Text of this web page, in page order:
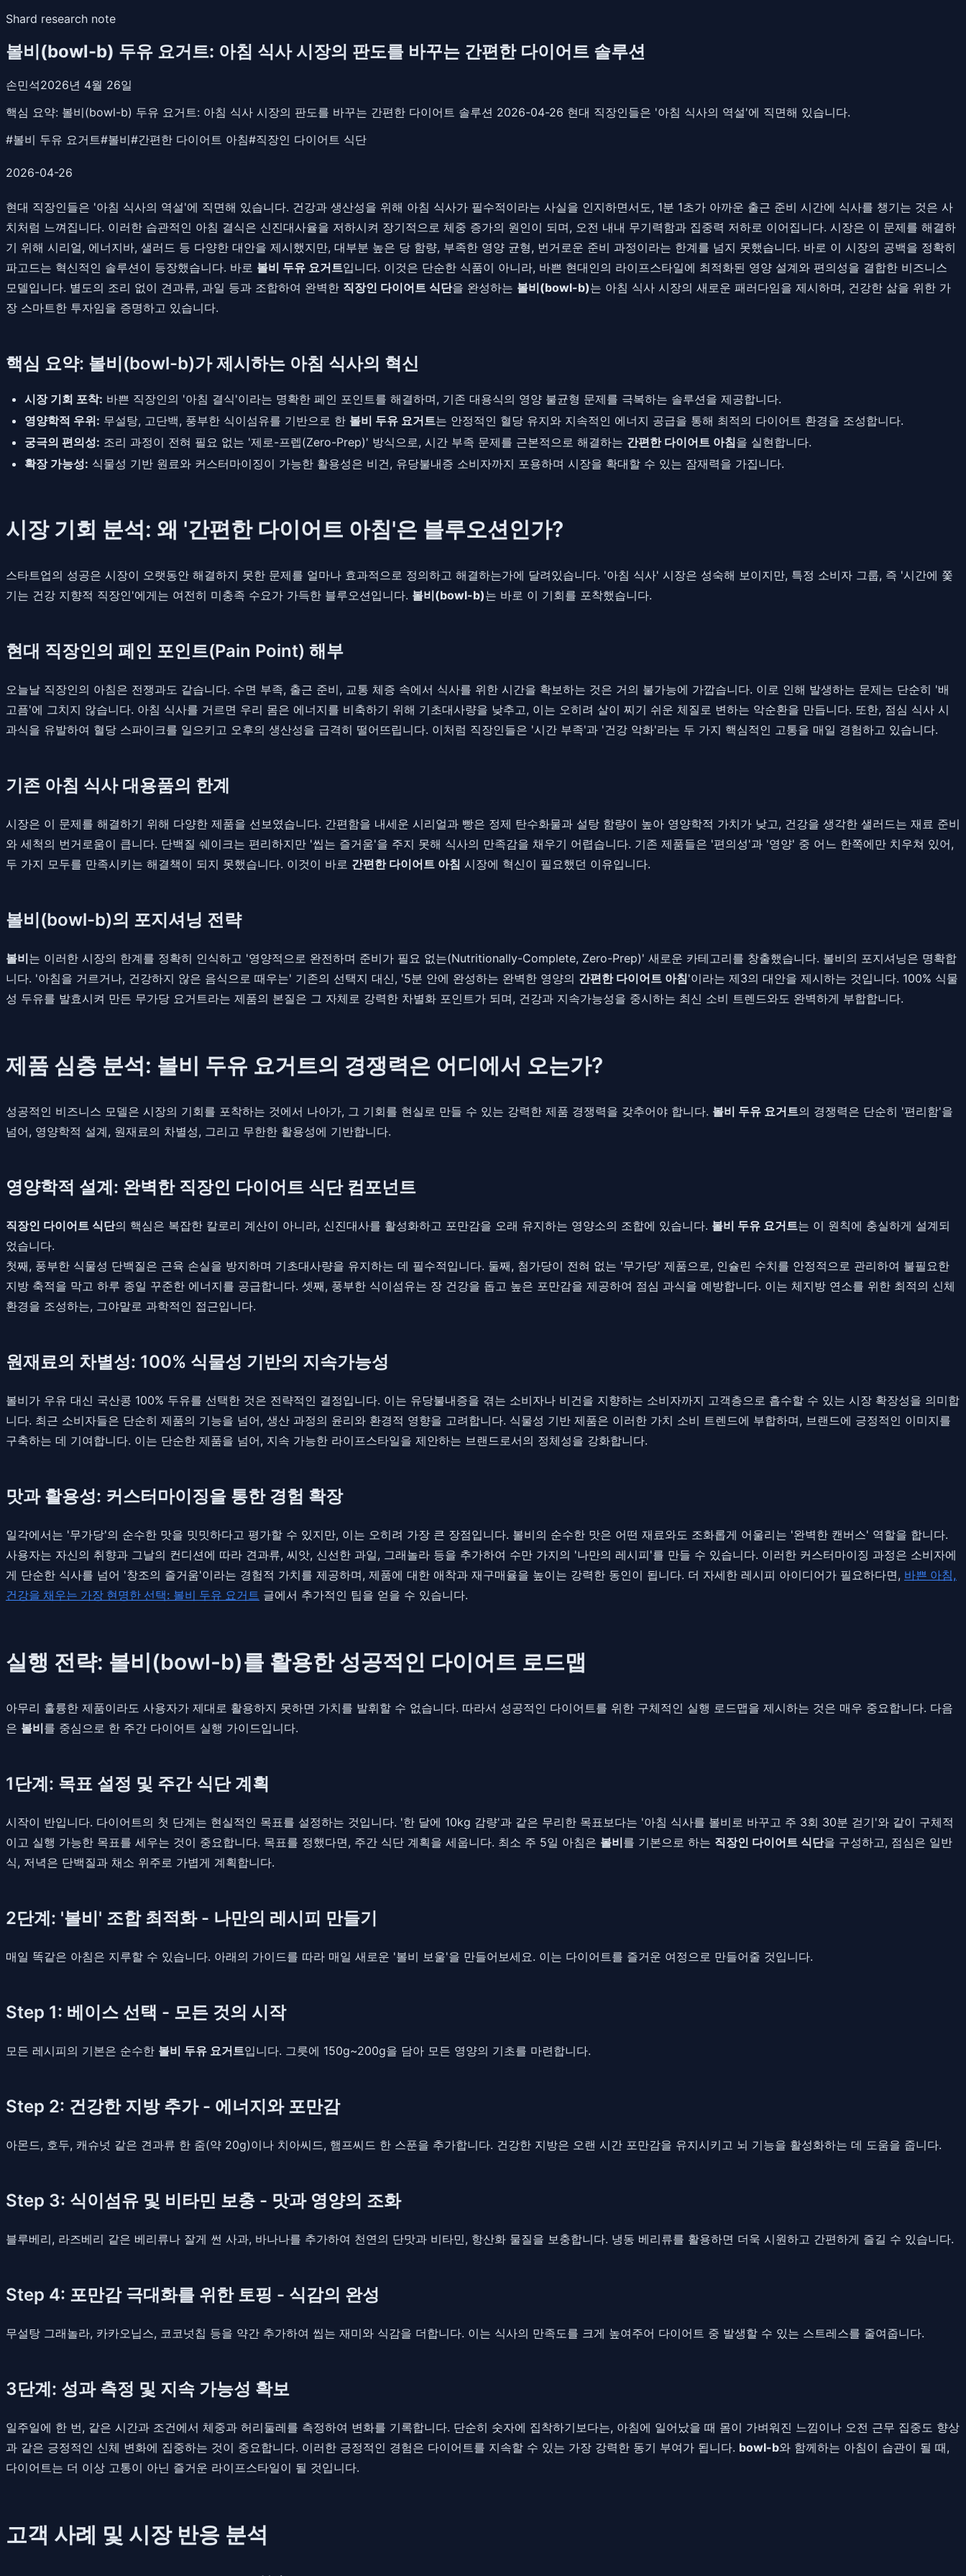
Shard research note
볼비(bowl-b) 두유 요거트: 아침 식사 시장의 판도를 바꾸는 간편한 다이어트 솔루션
손민석2026년 4월 26일
핵심 요약: 볼비(bowl-b) 두유 요거트: 아침 식사 시장의 판도를 바꾸는 간편한 다이어트 솔루션 2026-04-26 현대 직장인들은 '아침 식사의 역설'에 직면해 있습니다.
#볼비 두유 요거트#볼비#간편한 다이어트 아침#직장인 다이어트 식단
2026-04-26
현대 직장인들은 '아침 식사의 역설'에 직면해 있습니다. 건강과 생산성을 위해 아침 식사가 필수적이라는 사실을 인지하면서도, 1분 1초가 아까운 출근 준비 시간에 식사를 챙기는 것은 사
치처럼 느껴집니다. 이러한 습관적인 아침 결식은 신진대사율을 저하시켜 장기적으로 체중 증가의 원인이 되며, 오전 내내 무기력함과 집중력 저하로 이어집니다. 시장은 이 문제를 해결하
기 위해 시리얼, 에너지바, 샐러드 등 다양한 대안을 제시했지만, 대부분 높은 당 함량, 부족한 영양 균형, 번거로운 준비 과정이라는 한계를 넘지 못했습니다. 바로 이 시장의 공백을 정확히
파고드는 혁신적인 솔루션이 등장했습니다. 바로 볼비 두유 요거트입니다. 이것은 단순한 식품이 아니라, 바쁜 현대인의 라이프스타일에 최적화된 영양 설계와 편의성을 결합한 비즈니스
모델입니다. 별도의 조리 없이 견과류, 과일 등과 조합하여 완벽한 직장인 다이어트 식단을 완성하는 볼비(bowl-b)는 아침 식사 시장의 새로운 패러다임을 제시하며, 건강한 삶을 위한 가
장 스마트한 투자임을 증명하고 있습니다.
핵심 요약: 볼비(bowl-b)가 제시하는 아침 식사의 혁신
시장 기회 포착: 바쁜 직장인의 '아침 결식'이라는 명확한 페인 포인트를 해결하며, 기존 대용식의 영양 불균형 문제를 극복하는 솔루션을 제공합니다.
영양학적 우위: 무설탕, 고단백, 풍부한 식이섬유를 기반으로 한 볼비 두유 요거트는 안정적인 혈당 유지와 지속적인 에너지 공급을 통해 최적의 다이어트 환경을 조성합니다.
궁극의 편의성: 조리 과정이 전혀 필요 없는 '제로-프렙(Zero-Prep)' 방식으로, 시간 부족 문제를 근본적으로 해결하는 간편한 다이어트 아침을 실현합니다.
확장 가능성: 식물성 기반 원료와 커스터마이징이 가능한 활용성은 비건, 유당불내증 소비자까지 포용하며 시장을 확대할 수 있는 잠재력을 가집니다.
시장 기회 분석: 왜 '간편한 다이어트 아침'은 블루오션인가?
스타트업의 성공은 시장이 오랫동안 해결하지 못한 문제를 얼마나 효과적으로 정의하고 해결하는가에 달려있습니다. '아침 식사' 시장은 성숙해 보이지만, 특정 소비자 그룹, 즉 '시간에 쫓
기는 건강 지향적 직장인'에게는 여전히 미충족 수요가 가득한 블루오션입니다. 볼비(bowl-b)는 바로 이 기회를 포착했습니다.
현대 직장인의 페인 포인트(Pain Point) 해부
오늘날 직장인의 아침은 전쟁과도 같습니다. 수면 부족, 출근 준비, 교통 체증 속에서 식사를 위한 시간을 확보하는 것은 거의 불가능에 가깝습니다. 이로 인해 발생하는 문제는 단순히 '배
고픔'에 그치지 않습니다. 아침 식사를 거르면 우리 몸은 에너지를 비축하기 위해 기초대사량을 낮추고, 이는 오히려 살이 찌기 쉬운 체질로 변하는 악순환을 만듭니다. 또한, 점심 식사 시
과식을 유발하여 혈당 스파이크를 일으키고 오후의 생산성을 급격히 떨어뜨립니다. 이처럼 직장인들은 '시간 부족'과 '건강 악화'라는 두 가지 핵심적인 고통을 매일 경험하고 있습니다.
기존 아침 식사 대용품의 한계
시장은 이 문제를 해결하기 위해 다양한 제품을 선보였습니다. 간편함을 내세운 시리얼과 빵은 정제 탄수화물과 설탕 함량이 높아 영양학적 가치가 낮고, 건강을 생각한 샐러드는 재료 준비
와 세척의 번거로움이 큽니다. 단백질 쉐이크는 편리하지만 '씹는 즐거움'을 주지 못해 식사의 만족감을 채우기 어렵습니다. 기존 제품들은 '편의성'과 '영양' 중 어느 한쪽에만 치우쳐 있어,
두 가지 모두를 만족시키는 해결책이 되지 못했습니다. 이것이 바로 간편한 다이어트 아침 시장에 혁신이 필요했던 이유입니다.
볼비(bowl-b)의 포지셔닝 전략
볼비는 이러한 시장의 한계를 정확히 인식하고 '영양적으로 완전하며 준비가 필요 없는(Nutritionally-Complete, Zero-Prep)' 새로운 카테고리를 창출했습니다. 볼비의 포지셔닝은 명확합
니다. '아침을 거르거나, 건강하지 않은 음식으로 때우는' 기존의 선택지 대신, '5분 안에 완성하는 완벽한 영양의 간편한 다이어트 아침'이라는 제3의 대안을 제시하는 것입니다. 100% 식물
성 두유를 발효시켜 만든 무가당 요거트라는 제품의 본질은 그 자체로 강력한 차별화 포인트가 되며, 건강과 지속가능성을 중시하는 최신 소비 트렌드와도 완벽하게 부합합니다.
제품 심층 분석: 볼비 두유 요거트의 경쟁력은 어디에서 오는가?
성공적인 비즈니스 모델은 시장의 기회를 포착하는 것에서 나아가, 그 기회를 현실로 만들 수 있는 강력한 제품 경쟁력을 갖추어야 합니다. 볼비 두유 요거트의 경쟁력은 단순히 '편리함'을
넘어, 영양학적 설계, 원재료의 차별성, 그리고 무한한 활용성에 기반합니다.
영양학적 설계: 완벽한 직장인 다이어트 식단 컴포넌트
직장인 다이어트 식단의 핵심은 복잡한 칼로리 계산이 아니라, 신진대사를 활성화하고 포만감을 오래 유지하는 영양소의 조합에 있습니다. 볼비 두유 요거트는 이 원칙에 충실하게 설계되
었습니다.
첫째, 풍부한 식물성 단백질은 근육 손실을 방지하며 기초대사량을 유지하는 데 필수적입니다. 둘째, 첨가당이 전혀 없는 '무가당' 제품으로, 인슐린 수치를 안정적으로 관리하여 불필요한
지방 축적을 막고 하루 종일 꾸준한 에너지를 공급합니다. 셋째, 풍부한 식이섬유는 장 건강을 돕고 높은 포만감을 제공하여 점심 과식을 예방합니다. 이는 체지방 연소를 위한 최적의 신체
환경을 조성하는, 그야말로 과학적인 접근입니다.
원재료의 차별성: 100% 식물성 기반의 지속가능성
볼비가 우유 대신 국산콩 100% 두유를 선택한 것은 전략적인 결정입니다. 이는 유당불내증을 겪는 소비자나 비건을 지향하는 소비자까지 고객층으로 흡수할 수 있는 시장 확장성을 의미합
니다. 최근 소비자들은 단순히 제품의 기능을 넘어, 생산 과정의 윤리와 환경적 영향을 고려합니다. 식물성 기반 제품은 이러한 가치 소비 트렌드에 부합하며, 브랜드에 긍정적인 이미지를
구축하는 데 기여합니다. 이는 단순한 제품을 넘어, 지속 가능한 라이프스타일을 제안하는 브랜드로서의 정체성을 강화합니다.
맛과 활용성: 커스터마이징을 통한 경험 확장
일각에서는 '무가당'의 순수한 맛을 밋밋하다고 평가할 수 있지만, 이는 오히려 가장 큰 장점입니다. 볼비의 순수한 맛은 어떤 재료와도 조화롭게 어울리는 '완벽한 캔버스' 역할을 합니다.
사용자는 자신의 취향과 그날의 컨디션에 따라 견과류, 씨앗, 신선한 과일, 그래놀라 등을 추가하여 수만 가지의 '나만의 레시피'를 만들 수 있습니다. 이러한 커스터마이징 과정은 소비자에
게 단순한 식사를 넘어 '창조의 즐거움'이라는 경험적 가치를 제공하며, 제품에 대한 애착과 재구매율을 높이는 강력한 동인이 됩니다. 더 자세한 레시피 아이디어가 필요하다면, 바쁜 아침,
건강을 채우는 가장 현명한 선택: 볼비 두유 요거트 글에서 추가적인 팁을 얻을 수 있습니다.
실행 전략: 볼비(bowl-b)를 활용한 성공적인 다이어트 로드맵
아무리 훌륭한 제품이라도 사용자가 제대로 활용하지 못하면 가치를 발휘할 수 없습니다. 따라서 성공적인 다이어트를 위한 구체적인 실행 로드맵을 제시하는 것은 매우 중요합니다. 다음
은 볼비를 중심으로 한 주간 다이어트 실행 가이드입니다.
1단계: 목표 설정 및 주간 식단 계획
시작이 반입니다. 다이어트의 첫 단계는 현실적인 목표를 설정하는 것입니다. '한 달에 10kg 감량'과 같은 무리한 목표보다는 '아침 식사를 볼비로 바꾸고 주 3회 30분 걷기'와 같이 구체적
이고 실행 가능한 목표를 세우는 것이 중요합니다. 목표를 정했다면, 주간 식단 계획을 세웁니다. 최소 주 5일 아침은 볼비를 기본으로 하는 직장인 다이어트 식단을 구성하고, 점심은 일반
식, 저녁은 단백질과 채소 위주로 가볍게 계획합니다.
2단계: '볼비' 조합 최적화 - 나만의 레시피 만들기
매일 똑같은 아침은 지루할 수 있습니다. 아래의 가이드를 따라 매일 새로운 '볼비 보울'을 만들어보세요. 이는 다이어트를 즐거운 여정으로 만들어줄 것입니다.
Step 1: 베이스 선택 - 모든 것의 시작
모든 레시피의 기본은 순수한 볼비 두유 요거트입니다. 그릇에 150g~200g을 담아 모든 영양의 기초를 마련합니다.
Step 2: 건강한 지방 추가 - 에너지와 포만감
아몬드, 호두, 캐슈넛 같은 견과류 한 줌(약 20g)이나 치아씨드, 햄프씨드 한 스푼을 추가합니다. 건강한 지방은 오랜 시간 포만감을 유지시키고 뇌 기능을 활성화하는 데 도움을 줍니다.
Step 3: 식이섬유 및 비타민 보충 - 맛과 영양의 조화
블루베리, 라즈베리 같은 베리류나 잘게 썬 사과, 바나나를 추가하여 천연의 단맛과 비타민, 항산화 물질을 보충합니다. 냉동 베리류를 활용하면 더욱 시원하고 간편하게 즐길 수 있습니다.
Step 4: 포만감 극대화를 위한 토핑 - 식감의 완성
무설탕 그래놀라, 카카오닙스, 코코넛칩 등을 약간 추가하여 씹는 재미와 식감을 더합니다. 이는 식사의 만족도를 크게 높여주어 다이어트 중 발생할 수 있는 스트레스를 줄여줍니다.
3단계: 성과 측정 및 지속 가능성 확보
일주일에 한 번, 같은 시간과 조건에서 체중과 허리둘레를 측정하여 변화를 기록합니다. 단순히 숫자에 집착하기보다는, 아침에 일어났을 때 몸이 가벼워진 느낌이나 오전 근무 집중도 향상
과 같은 긍정적인 신체 변화에 집중하는 것이 중요합니다. 이러한 긍정적인 경험은 다이어트를 지속할 수 있는 가장 강력한 동기 부여가 됩니다. bowl-b와 함께하는 아침이 습관이 될 때,
다이어트는 더 이상 고통이 아닌 즐거운 라이프스타일이 될 것입니다.
고객 사례 및 시장 반응 분석